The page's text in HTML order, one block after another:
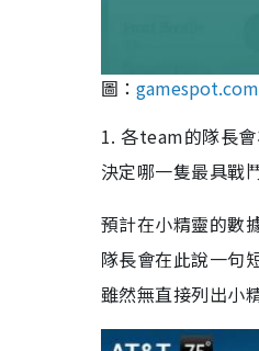
圖： gamespot.com
1. 各team的隊長
決定哪一隻最具戰
預計在小精靈的數
隊長會在此說一
雖然無直接列出小